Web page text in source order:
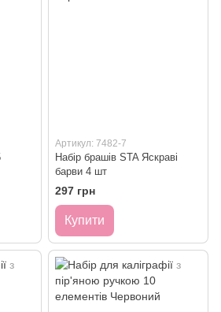
Артикул: 7482-7
Набір брашів STA Яскраві
барви 4 шт
297 грн
Купити